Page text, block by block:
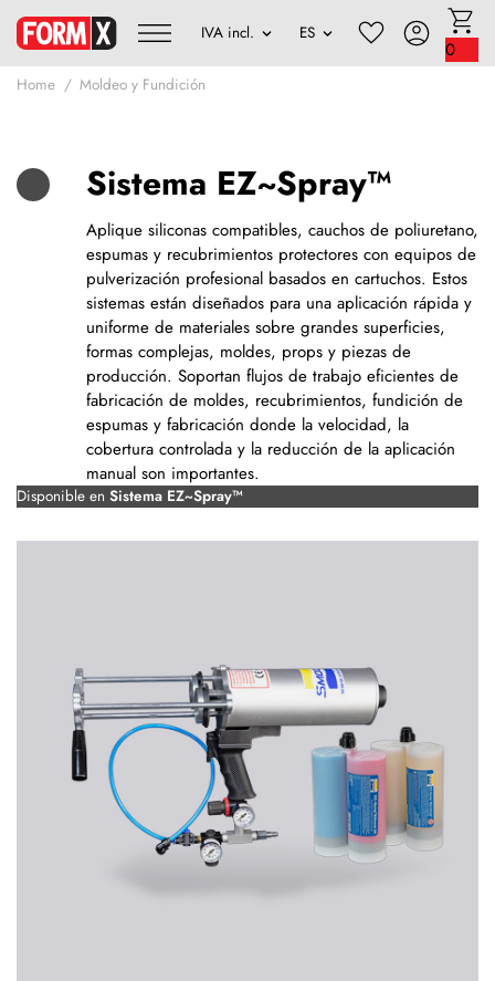
0
Home Moldeo y Fundición
Sistema EZ~Spray™
Aplique siliconas compatibles, cauchos de poliuretano,
espumas y recubrimientos protectores con equipos de
pulverización profesional basados en cartuchos. Estos
sistemas están diseñados para una aplicación rápida y
uniforme de materiales sobre grandes superficies,
formas complejas, moldes, props y piezas de
producción. Soportan flujos de trabajo eficientes de
fabricación de moldes, recubrimientos, fundición de
espumas y fabricación donde la velocidad, la
cobertura controlada y la reducción de la aplicación
manual son importantes.
Disponible en Sistema EZ~Spray™